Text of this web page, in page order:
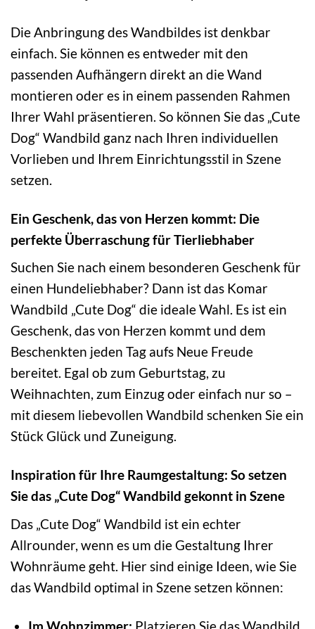
Die Anbringung des Wandbildes ist denkbar
einfach. Sie können es entweder mit den
passenden Aufhängern direkt an die Wand
montieren oder es in einem passenden Rahmen
Ihrer Wahl präsentieren. So können Sie das „Cute
Dog“ Wandbild ganz nach Ihren individuellen
Vorlieben und Ihrem Einrichtungsstil in Szene
setzen.
Ein Geschenk, das von Herzen kommt: Die
perfekte Überraschung für Tierliebhaber
Suchen Sie nach einem besonderen Geschenk für
einen Hundeliebhaber? Dann ist das Komar
Wandbild „Cute Dog“ die ideale Wahl. Es ist ein
Geschenk, das von Herzen kommt und dem
Beschenkten jeden Tag aufs Neue Freude
bereitet. Egal ob zum Geburtstag, zu
Weihnachten, zum Einzug oder einfach nur so –
mit diesem liebevollen Wandbild schenken Sie ein
Stück Glück und Zuneigung.
Inspiration für Ihre Raumgestaltung: So setzen
Sie das „Cute Dog“ Wandbild gekonnt in Szene
Das „Cute Dog“ Wandbild ist ein echter
Allrounder, wenn es um die Gestaltung Ihrer
Wohnräume geht. Hier sind einige Ideen, wie Sie
das Wandbild optimal in Szene setzen können:
Im Wohnzimmer: Platzieren Sie das Wandbild